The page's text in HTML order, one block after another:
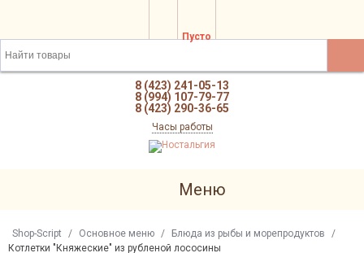
Пусто
8 (423) 241-05-13
8 (994) 107-79-77
8 (423) 290-36-65
Часы работы
Меню
Shop-Script / Основное меню / Блюда из рыбы и морепродуктов
/
Котлетки "Княжеские" из рубленой лососины